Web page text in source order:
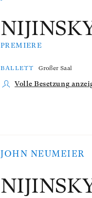
PREMIERE
BALLETT Großer Saal
Volle Besetzung
JOHN NEUMEIER